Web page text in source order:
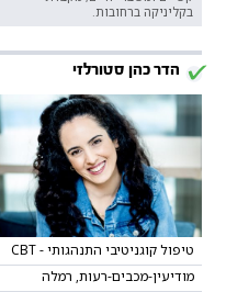
בקליניקה ברחובות.
הדר כהן סטורלזי
טיפול קוגניטיבי התנהגותי - CBT
מודיעין-מכבים-רעות, רמלה